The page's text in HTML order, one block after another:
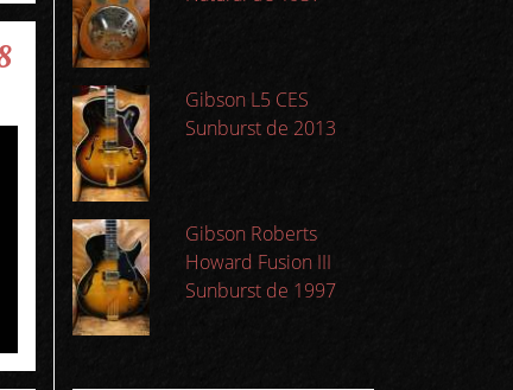
Gibson L5 CES
Sunburst de 2013
Gibson Roberts
Howard Fusion III
Sunburst de 1997